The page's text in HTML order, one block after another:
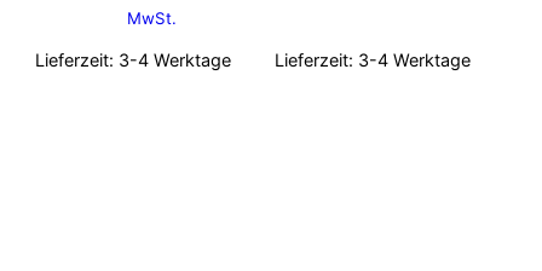
MwSt.
Lieferzeit: 3-4 Werktage Lieferzeit: 3-4 Werktage